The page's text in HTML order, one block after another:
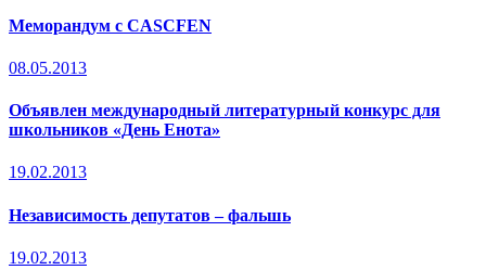
Меморандум с CASCFEN
08.05.2013
Объявлен международный литературный конкурс для
школьников «День Енота»
19.02.2013
Независимость депутатов – фальшь
19.02.2013